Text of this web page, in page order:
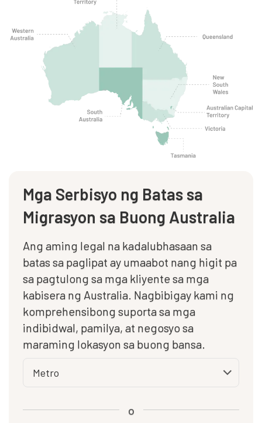
Mga Serbisyo ng Batas sa
Migrasyon sa Buong Australia
Ang aming legal na kadalubhasaan sa
batas sa paglipat ay umaabot nang higit pa
sa pagtulong sa mga kliyente sa mga
kabisera ng Australia. Nagbibigay kami ng
komprehensibong suporta sa mga
indibidwal, pamilya, at negosyo sa
maraming lokasyon sa buong bansa.
o